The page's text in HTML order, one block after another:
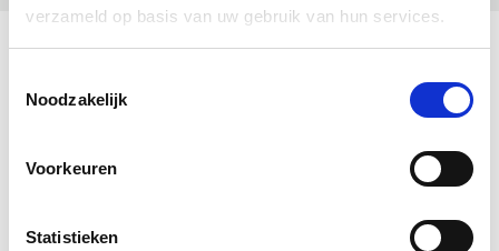
verzameld op basis van uw gebruik van hun services.
Noodzakelijk
Voorkeuren
Statistieken
Duurzaam Kinderbehang | ABC Animal | Roze |